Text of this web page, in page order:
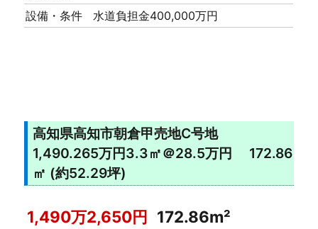
設備・条件
水道負担金400,000万円
高知県高知市朝倉甲売地C号地
1,490.265万円3.3㎡＠28.5万円 172.86
㎡ (約52.29坪)
1,490万2,650円 172.86m²